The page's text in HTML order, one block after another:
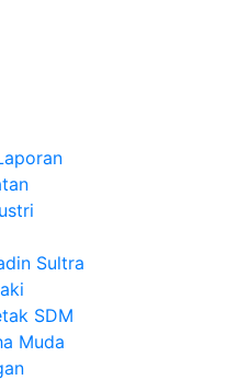
Sultra
SDM
Muda